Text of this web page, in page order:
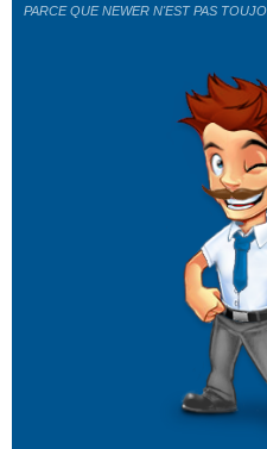
PARCE QUE NEWER N'EST PAS